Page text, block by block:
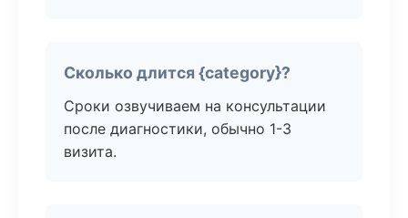
Сколько длится {category}?
Сроки озвучиваем на консультации
после диагностики, обычно 1-3
визита.